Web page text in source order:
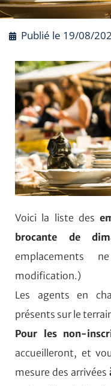
Publié le 19/08/
Voici la liste des
brocante de
emplacements
modification.)
Les agents en
présents sur le
Pour les non-
accueilleront, et
mesure des arrivées